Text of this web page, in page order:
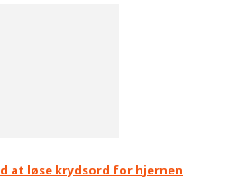
at løse krydsord for hjernen